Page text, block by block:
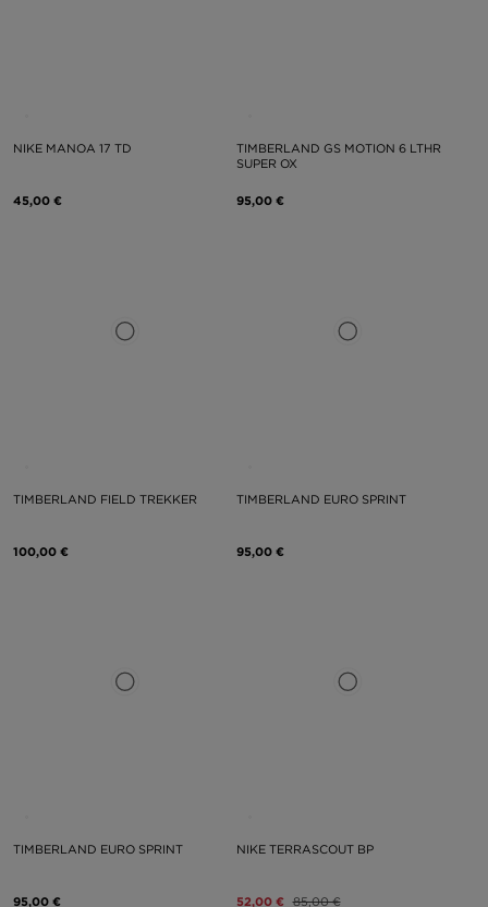
NIKE MANOA 17 TD
45,00 €
TIMBERLAND GS MOTION 6 LTHR
SUPER OX
95,00 €
TIMBERLAND FIELD TREKKER
100,00 €
TIMBERLAND EURO SPRINT
95,00 €
TIMBERLAND EURO SPRINT
95,00 €
NIKE TERRASCOUT BP
52,00 € 85,00 €